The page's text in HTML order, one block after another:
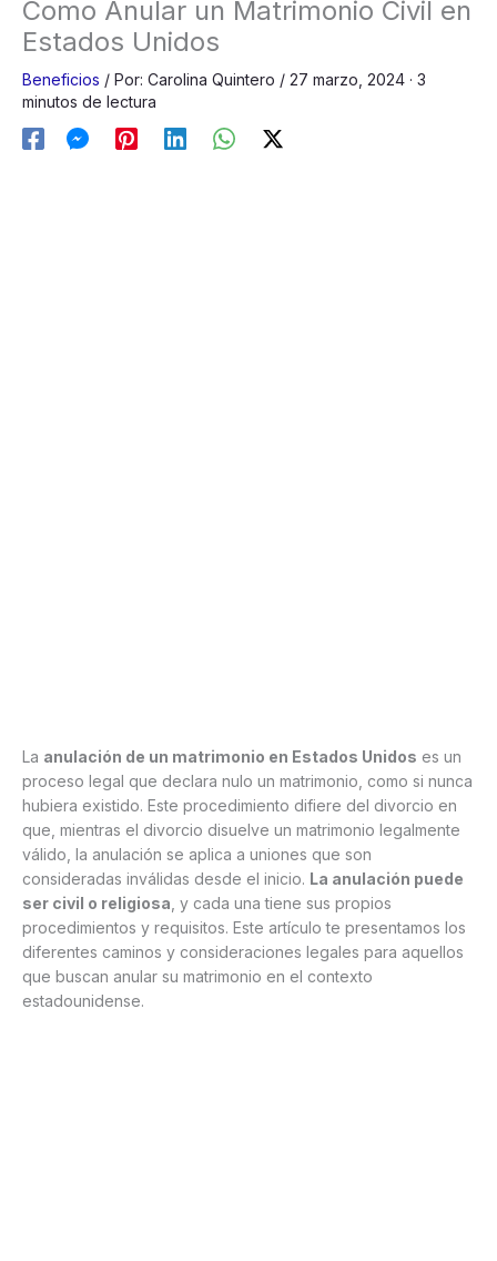
Como Anular un Matrimonio Civil en
Estados Unidos
Beneficios / Por: Carolina Quintero / 27 marzo, 2024 · 3
minutos de lectura
La anulación de un matrimonio en Estados Unidos es un
proceso legal que declara nulo un matrimonio, como si nunca
hubiera existido. Este procedimiento difiere del divorcio en
que, mientras el divorcio disuelve un matrimonio legalmente
válido, la anulación se aplica a uniones que son
consideradas inválidas desde el inicio. La anulación puede
ser civil o religiosa , y cada una tiene sus propios
procedimientos y requisitos. Este artículo te presentamos los
diferentes caminos y consideraciones legales para aquellos
que buscan anular su matrimonio en el contexto
estadounidense.